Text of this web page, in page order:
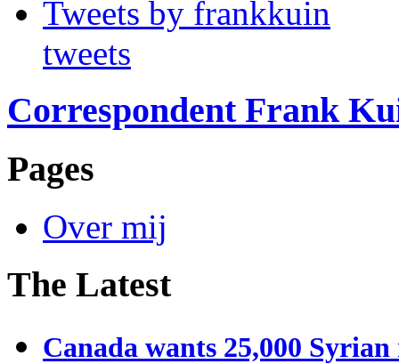
Tweets by frankkuin
tweets
Correspondent Frank
Pages
Over mij
The Latest
Canada wants 25,000 Syrian